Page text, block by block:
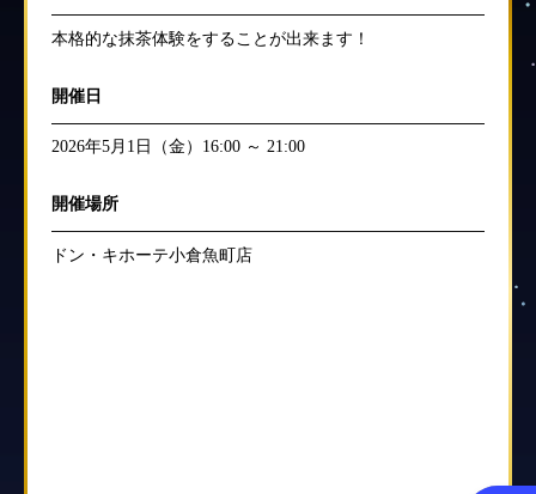
本格的な抹茶体験をすることが出来ます！
開催日
2026年5月1日（金）16:00 ～ 21:00
開催場所
ドン・キホーテ小倉魚町店